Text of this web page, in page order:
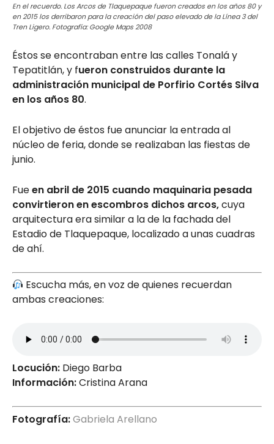
En el recuerdo. Los Arcos de Tlaquepaque fueron creados en los años 80 y
en 2015 los derribaron para la creación del paso elevado de la Línea 3 del
Tren Ligero. Fotografía: Google Maps 2008
Éstos se encontraban entre las calles Tonalá y
Tepatitlán, y fueron construidos durante la
administración municipal de Porfirio Cortés Silva
en los años 80.
El objetivo de éstos fue anunciar la entrada al
núcleo de feria, donde se realizaban las fiestas de
junio.
Fueen abril de 2015 cuando maquinaria pesada
convirtieron en escombros dichos arcos,cuya
arquitectura era similar a la de la fachada del
Estadio de Tlaquepaque, localizado a unas cuadras
de ahí.
Escucha más, en voz de quienes recuerdan
ambas creaciones:
Locución: Diego Barba
Información:Cristina Arana
Fotografía:Gabriela Arellano